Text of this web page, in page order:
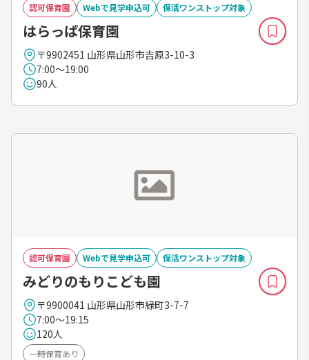
認可保育園 Webで見学申込可 保活ワンストップ対象
はらっぱ保育園
〒9902451 山形県山形市吉原3-10-3
7:00～19:00
90人
認可保育園 Webで見学申込可 保活ワンストップ対象
みどりのもりこども園
〒9900041 山形県山形市緑町3-7-7
7:00～19:15
120人
一時保育あり